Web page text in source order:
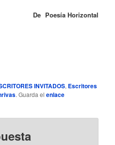
Horizontal
INVITADOS, Escritores
. Guarda elenlace